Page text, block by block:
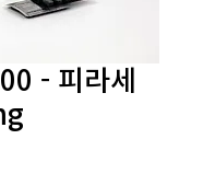
- 피라세